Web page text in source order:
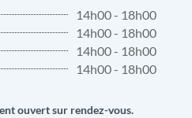
14h00 - 18h00
14h00 - 18h00
14h00 - 18h00
14h00 - 18h00
ouvert sur rendez-vous.